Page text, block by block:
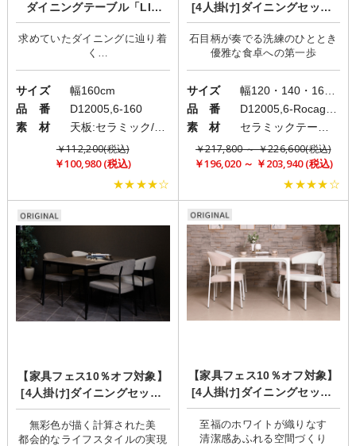
ダイニングテーブル「LIN
（リン）」
求めていたダイニングに辿り着
く
セラミックワイドテーブル
サイズ
幅160cm
品 番
D12005,6-160
素 材
天板:セラミック/脚:アルミニウム
￥112,200(税込)
￥100,980 (税込)
★★★★☆
[4人掛け]ダイニングセット/
ラグジュアリーモダン/ LIN(R
ocagray)×LIN
石目柄が奏でる洗練のひととき
優雅な食卓への第一歩
サイズ
品 番
素 材
￥217,800 ～ ￥226,600(税込)
￥196,020 ～ ￥203,940 (税込)
★★★★☆
【家具フェス10％オフ対象】
[4人掛け]ダイニングセット/
モノトーンスタイル/ LIN(Sto
negray)×LIN
無彩色が描く計算された美
都会的なライフスタイルの実現
【家具フェス10％オフ対象】
[4人掛け]ダイニングセット/
ホテルライク/ LIN(Snowwhit
e)×LIN
至福のホワイトが織りなす